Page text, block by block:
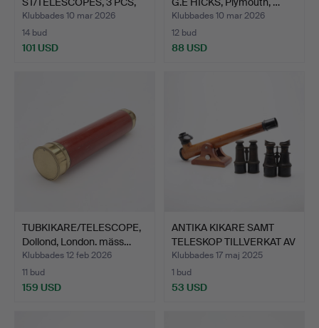
mässing…
Klubbades 10 mar 2026
14 bud
101 USD
Klubbades 10 mar 2026
12 bud
88 USD
TUBKIKARE/TELESCOPE,
Dollond, London. mäss…
Klubbades 12 feb 2026
11 bud
159 USD
ANTIKA KIKARE SAMT
TELESKOP TILLVERKAT AV
…
Klubbades 17 maj 2025
1 bud
53 USD